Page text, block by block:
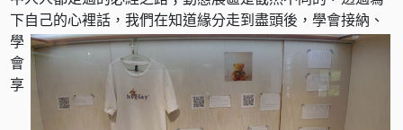
下自己的心裡話，我們在知道緣分走到盡頭後，學會接納、
學
會
享